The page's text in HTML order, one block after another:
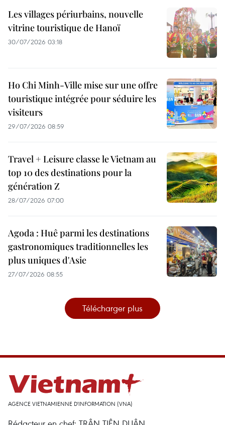
Les villages périurbains, nouvelle
vitrine touristique de Hanoï
30/07/2026 03:18
Ho Chi Minh-Ville mise sur une offre
touristique intégrée pour séduire les
visiteurs
29/07/2026 08:59
Travel + Leisure classe le Vietnam au
top 10 des destinations pour la
génération Z
28/07/2026 07:00
Agoda : Huê parmi les destinations
gastronomiques traditionnelles les
plus uniques d'Asie
27/07/2026 08:55
Télécharger plus
AGENCE VIETNAMIENNE D'INFORMATION (VNA)